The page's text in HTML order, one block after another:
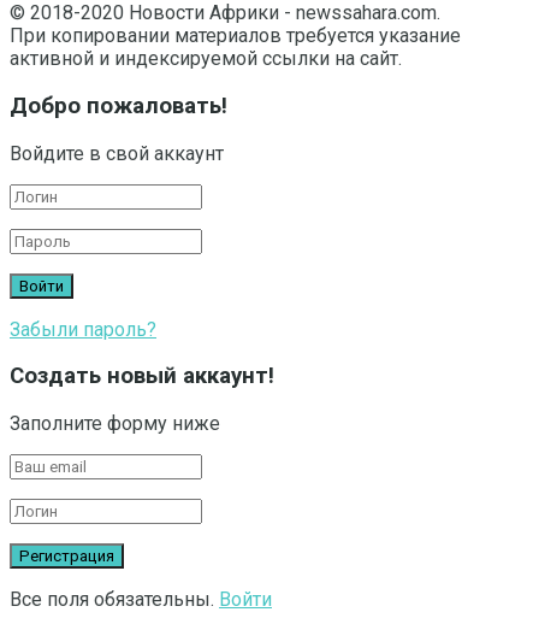
© 2018-2020 Новости Африки - newssahara.com.
При копировании материалов требуется указание
активной и индексируемой ссылки на сайт.
Добро пожаловать!
Войдите в свой аккаунт
Забыли пароль?
Создать новый аккаунт!
Заполните форму ниже
Все поля обязательны. Войти